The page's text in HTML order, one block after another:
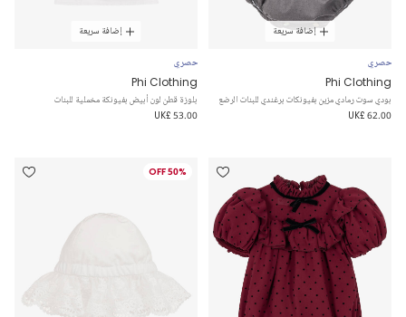
إضافة سريعة
حصري
Phi Clothing
بودي سوت رمادي مزين بفيونكات برغندي للبنات الرضع
UK£ 62.00
إضافة سريعة
حصري
Phi Clothing
بلوزة قطن لون أبيض بفيونكة مخملية للبنات
UK£ 53.00
50% OFF